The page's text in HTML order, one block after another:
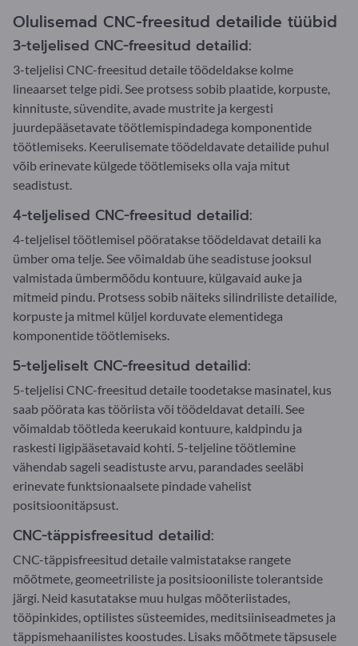
Olulisemad CNC-freesitud detailide tüübid
3-teljelised CNC-freesitud detailid:
3-teljelisi CNC-freesitud detaile töödeldakse kolme
lineaarset telge pidi. See protsess sobib plaatide, korpuste,
kinnituste, süvendite, avade mustrite ja kergesti
juurdepääsetavate töötlemispindadega komponentide
töötlemiseks. Keerulisemate töödeldavate detailide puhul
võib erinevate külgede töötlemiseks olla vaja mitut
seadistust.
4-teljelised CNC-freesitud detailid:
4-teljelisel töötlemisel pööratakse töödeldavat detaili ka
ümber oma telje. See võimaldab ühe seadistuse jooksul
valmistada ümbermõõdu kontuure, külgavaid auke ja
mitmeid pindu. Protsess sobib näiteks silindriliste detailide,
korpuste ja mitmel küljel korduvate elementidega
komponentide töötlemiseks.
5-teljeliselt CNC-freesitud detailid:
5-teljelisi CNC-freesitud detaile toodetakse masinatel, kus
saab pöörata kas tööriista või töödeldavat detaili. See
võimaldab töötleda keerukaid kontuure, kaldpindu ja
raskesti ligipääsetavaid kohti. 5-teljeline töötlemine
vähendab sageli seadistuste arvu, parandades seeläbi
erinevate funktsionaalsete pindade vahelist
positsioonitäpsust.
CNC-täppisfreesitud detailid:
CNC-täppisfreesitud detaile valmistatakse rangete
mõõtmete, geomeetriliste ja positsiooniliste tolerantside
järgi. Neid kasutatakse muu hulgas mõõteriistades,
tööpinkides, optilistes süsteemides, meditsiiniseadmetes ja
täppismehaanilistes koostudes. Lisaks mõõtmete täpsusele